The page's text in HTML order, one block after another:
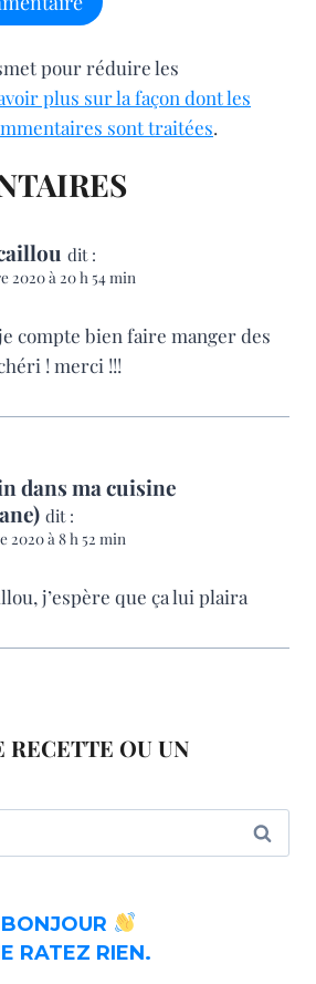
pour réduire les
plus sur la façon dont les
sont traitées.
dit :
2020 à 20 h 54 min
compte bien faire manger des
! merci !!!
dans ma cuisine
dit :
2020 à 8 h 52 min
j’espère que ça lui plaira
RECETTE OU UN
BONJOUR
RATEZ RIEN.